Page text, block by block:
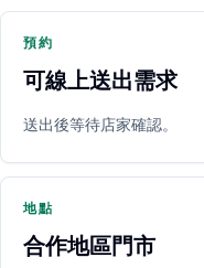
立即預約 開啟地
預約
可線上送出需求
送出後等待店家確認。
地點
合作地區門市